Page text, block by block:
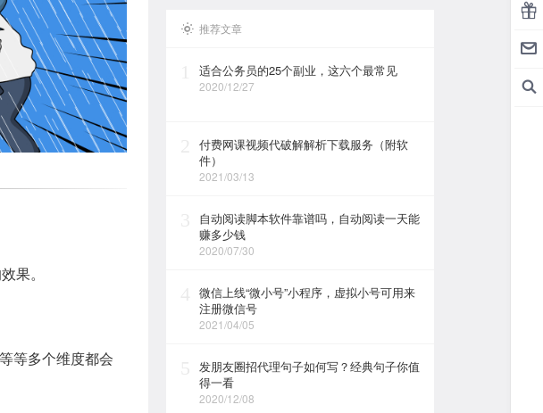
果。
等多个维度都会
推荐文章
适合公务员的25个副业，这六个最常见
2020/12/27
付费网课视频代破解解析下载服务（附软
件）
2021/03/13
自动阅读脚本软件靠谱吗，自动阅读一天能
赚多少钱
2020/07/30
微信上线“微小号”小程序，虚拟小号可用来
注册微信号
2021/04/05
发朋友圈招代理句子如何写？经典句子你值
得一看
2020/12/08